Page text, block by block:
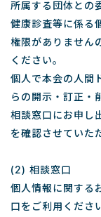
所属する団体との
健康診査等に係る
権限がありません
ください。
個人で本会の人間
らの開示・訂正・
相談窓口にお申し
を確認させていた
(2) 相談窓口
個人情報に関する
口をご利用くださ